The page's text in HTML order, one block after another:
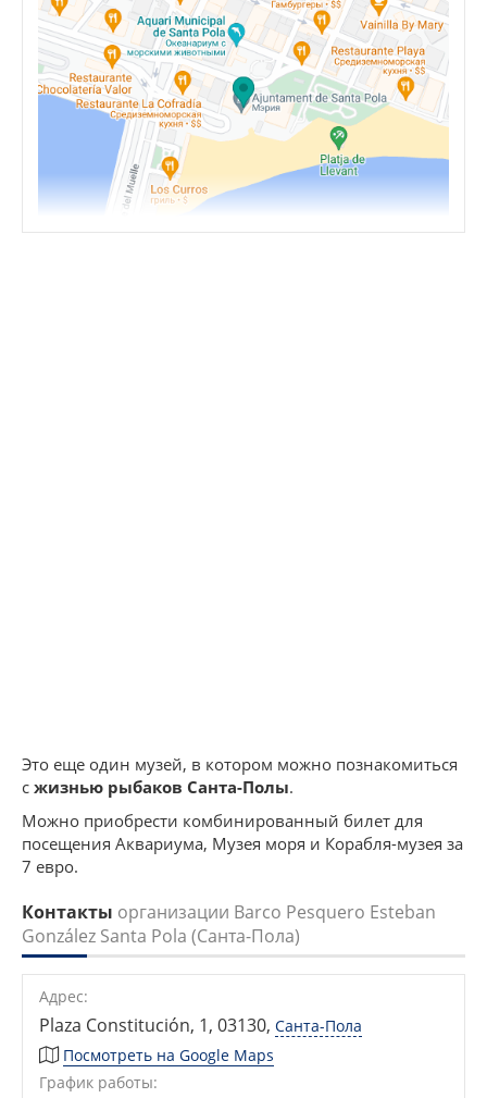
Это еще один музей, в котором можно познакомиться
с жизнью рыбаков Санта-Полы.
Можно приобрести комбинированный билет для
посещения Аквариума, Музея моря и Корабля-музея за
7 евро.
Контакты организации Barco Pesquero Esteban
González Santa Pola (Санта-Пола)
Адрес:
Plaza Constitución, 1, 03130, Санта-Пола
Посмотреть на Google Maps
График работы: